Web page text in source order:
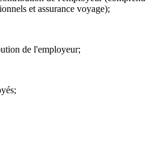
et assurance voyage);
de l'employeur;